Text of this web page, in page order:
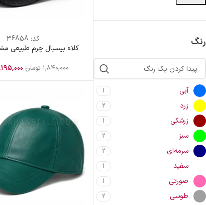
رنگ
آبی 1
زرد 2
زرشکی 1
سبز 2
سرمه‌ای 2
سفید 1
صورتی 1
طوسی 2
کد: 36858
کلاه بیسبال چرم طبیعی
۱,۸۴۰,۰۰۰ تومان